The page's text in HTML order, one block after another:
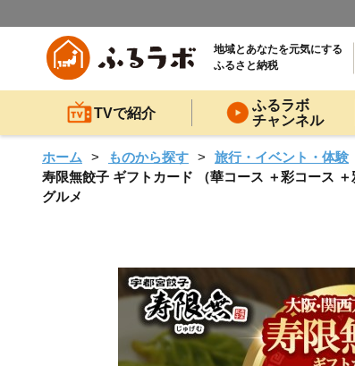
地域とあなたを元気にする
ふるさと納税
TVで紹介
ふるラボ
チャンネル
ホーム ものから探す 旅行・イベント・体験
寿限無餃子 ギフトカード （華コース ＋彩コース
グルメ